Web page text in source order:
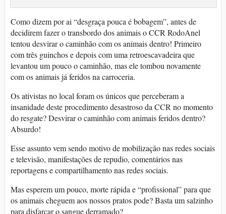
Como dizem por ai “desgraça pouca é bobagem”, antes de
decidirem fazer o transbordo dos animais o CCR RodoAnel
tentou desvirar o caminhão com os animais dentro! Primeiro
com três guinchos e depois com uma retroescavadeira que
levantou um pouco o caminhão, mas ele tombou novamente
com os animais já feridos na carroceria.
Os ativistas no local foram os únicos que perceberam a
insanidade deste procedimento desastroso da CCR no momento
do resgate? Desvirar o caminhão com animais feridos dentro?
Absurdo!
Esse assunto vem sendo motivo de mobilização nas redes sociais
e televisão, manifestações de repudio, comentários nas
reportagens e compartilhamento nas redes sociais.
Mas esperem um pouco, morte rápida e “profissional” para que
os animais cheguem aos nossos pratos pode? Basta um salzinho
para disfarçar o sangue derramado?